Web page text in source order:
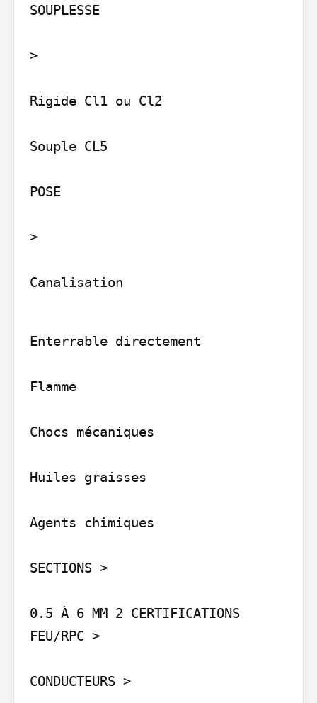
SOUPLESSE
>
Rigide Cl1 ou Cl2
Souple CL5
POSE
>
Canalisation
Enterrable directement
Flamme
Chocs mécaniques
Huiles graisses
Agents chimiques
SECTIONS >
0.5 À 6 MM 2 CERTIFICATIONS
FEU/RPC >
CONDUCTEURS >